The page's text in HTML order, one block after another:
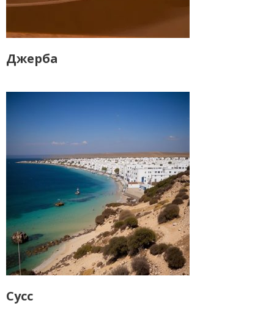
Джерба
Сусс